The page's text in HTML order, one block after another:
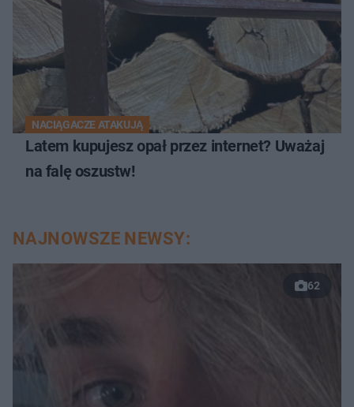
NACIĄGACZE ATAKUJĄ
Latem kupujesz opał przez internet? Uważaj
na falę oszustw!
NAJNOWSZE NEWSY:
62